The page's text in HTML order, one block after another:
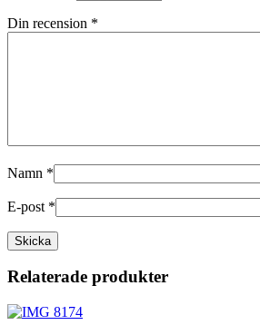
Din recension *
Namn *
E-post *
Relaterade produkter